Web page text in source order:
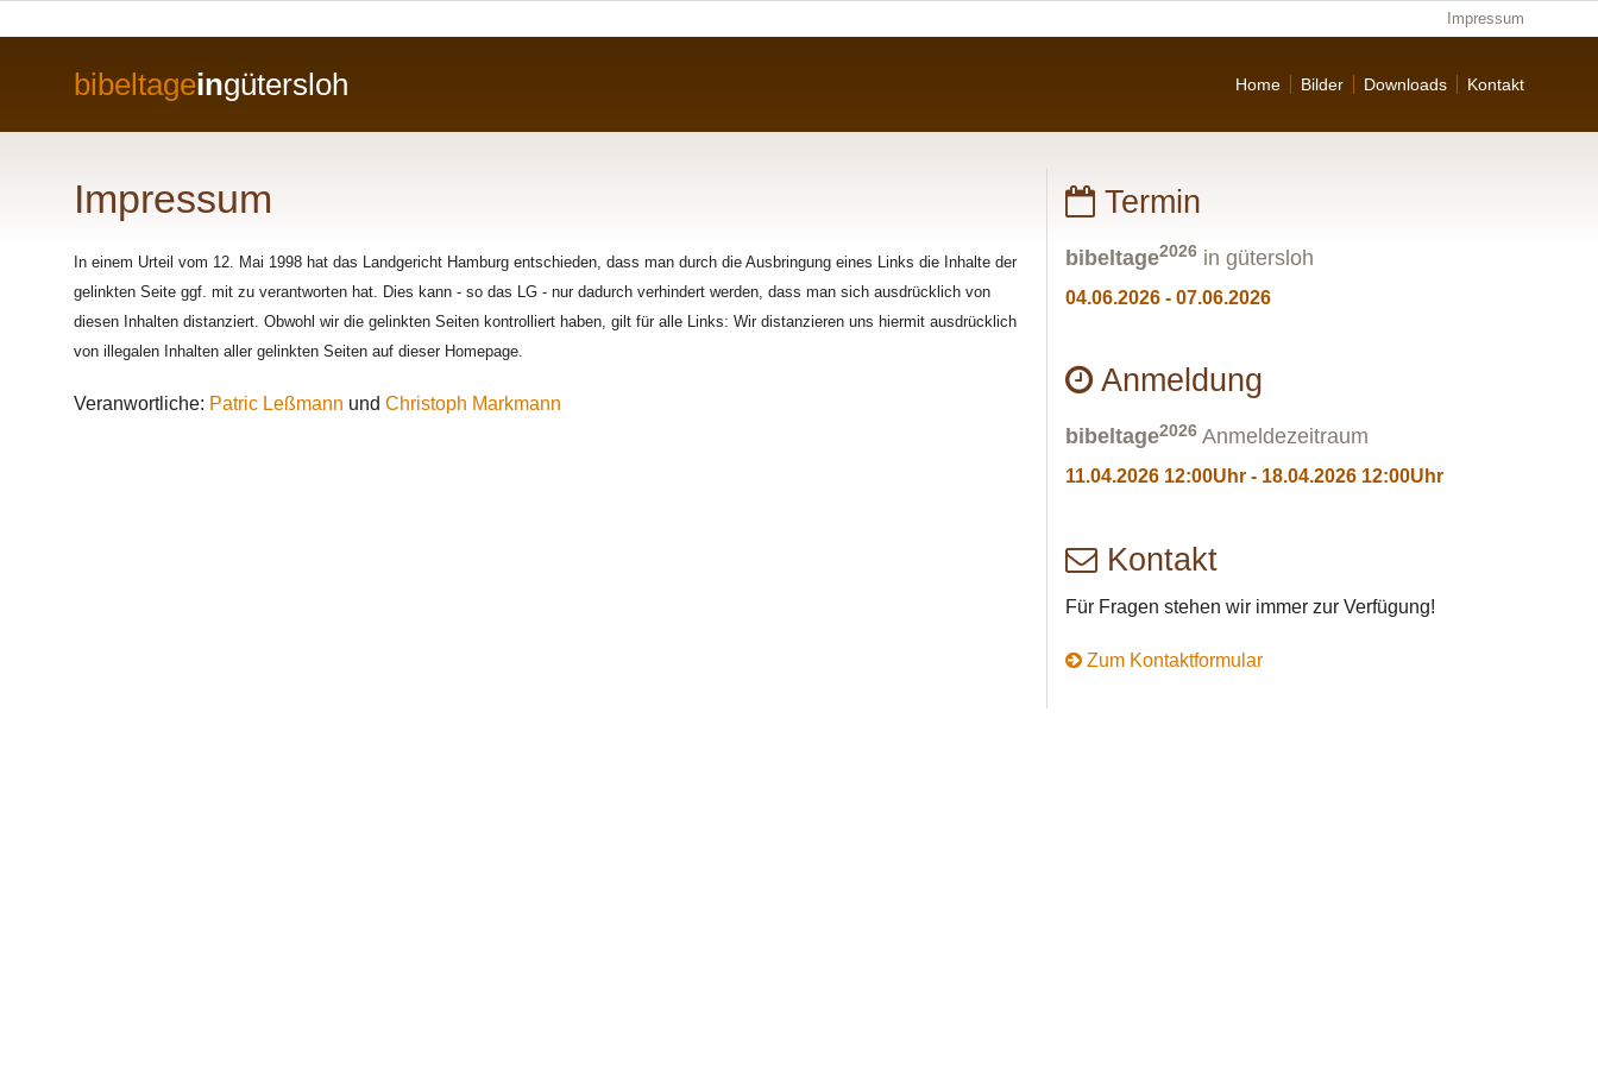
Impressum
bibeltageingütersloh Home Bilder Downloads Kontakt
Impressum
In einem Urteil vom 12. Mai 1998 hat das Landgericht Hamburg entschieden, dass man durch die Ausbringung eines Links die Inhalte der
gelinkten Seite ggf. mit zu verantworten hat. Dies kann - so das LG - nur dadurch verhindert werden, dass man sich ausdrücklich von
diesen Inhalten distanziert. Obwohl wir die gelinkten Seiten kontrolliert haben, gilt für alle Links: Wir distanzieren uns hiermit ausdrücklich
von illegalen Inhalten aller gelinkten Seiten auf dieser Homepage.
Veranwortliche: Patric Leßmann und Christoph Markmann
Termin
bibeltage2026 in gütersloh
04.06.2026 - 07.06.2026
Anmeldung
bibeltage2026 Anmeldezeitraum
11.04.2026 12:00Uhr - 18.04.2026 12:00Uhr
Kontakt
Für Fragen stehen wir immer zur Verfügung!
Zum Kontaktformular